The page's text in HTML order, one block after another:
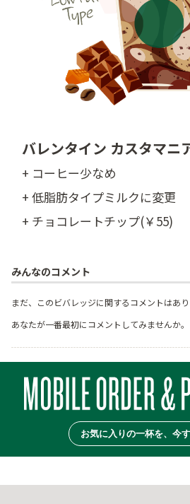
バレンタイン カスタマニ
+ コーヒー少なめ
+ 低脂肪タイプミルクに変更
+ チョコレートチップ(￥55)
みんなのコメント
まだ、このビバレッジに関するコメントはあり
あなたが一番最初にコメントしてみませんか。
お気に入りの一杯を、今